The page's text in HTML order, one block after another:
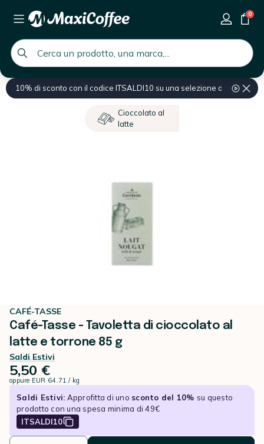
global.search.placeholder
0
10% di sconto con il codice ITSALDI10 su una selezione di prodotti
Home Cioccolato e Golosità Tavoletta di cioccolato
Cioccolato al
latte
CAFÉ-TASSE
Café-Tasse - Tavoletta di cioccolato al
latte e torrone 85 g
Saldi Estivi
5,50 €
oppure EUR 64.71 / kg
Saldi Estivi: Approfitta di uno sconto del 10% su questo
prodotto con una spesa minima di 49€
ITSALDI10